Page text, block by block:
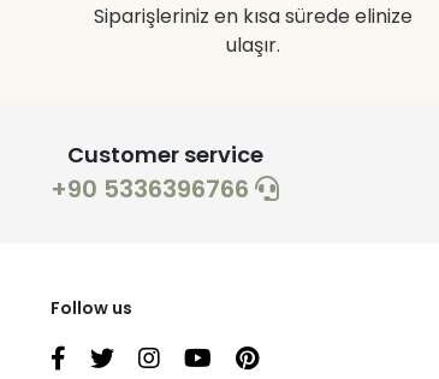
Siparişleriniz en kısa sürede elinize
ulaşır.
Customer service
+90 5336396766
Follow us